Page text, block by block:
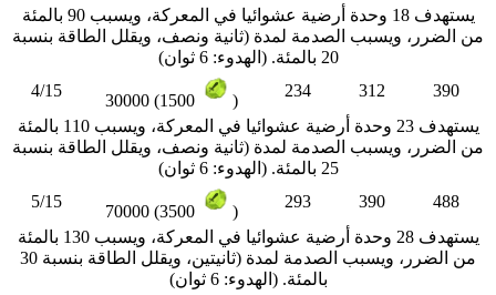
يستهدف 18 وحدة أرضية عشوائيا في المعركة، ويسبب 90 بالمئة
من الضرر، ويسبب الصدمة لمدة (ثانية ونصف، ويقلل الطاقة بنسبة
20 بالمئة. (الهدوء: 6 ثوان)
4/15
30000 (1500 )
234 312
390
يستهدف 23 وحدة أرضية عشوائيا في المعركة، ويسبب 110 بالمئة
من الضرر، ويسبب الصدمة لمدة (ثانية ونصف، ويقلل الطاقة بنسبة
25 بالمئة. (الهدوء: 6 ثوان)
5/15
70000 (3500 )
293 390
488
يستهدف 28 وحدة أرضية عشوائيا في المعركة، ويسبب 130 بالمئة
من الضرر، ويسبب الصدمة لمدة (ثانيتين، ويقلل الطاقة بنسبة 30
بالمئة. (الهدوء: 6 ثوان)